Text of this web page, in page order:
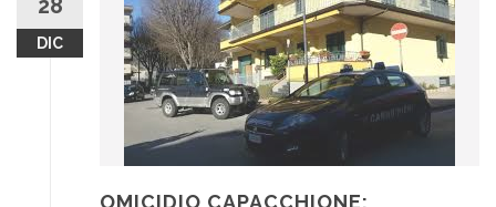
DIC
OMICIDIO CAPACCHIONE: